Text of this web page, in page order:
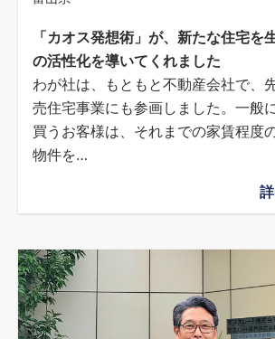
「カオス発想術」が、新たな住宅を
の活性化を導いてくれました
わが社は、もともと不動産会社で、
売住宅事業にも参画しました。一般
買うお客様は、それまでの家賃程度
物件を…